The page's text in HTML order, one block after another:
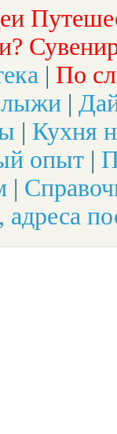
| По
|
| Кухня
опыт |
|
адреса